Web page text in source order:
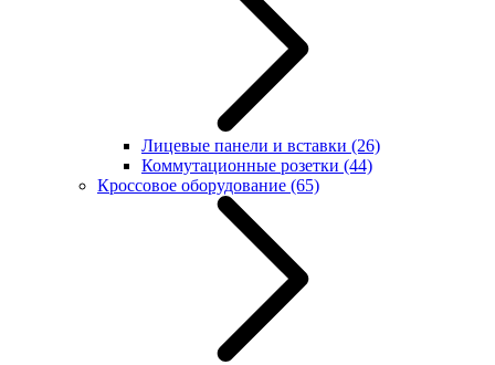
Лицевые панели и вставки (26)
Коммутационные розетки (44)
Кроссовое оборудование (65)